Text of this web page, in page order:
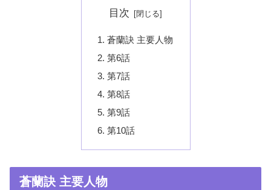
目次
蒼蘭訣 主要人物
第6話
第7話
第8話
第9話
第10話
蒼蘭訣 主要人物